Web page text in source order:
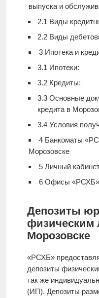
выпуска и
2.1 Виды
2.2Виды
3Ипотека и
3.1 Ипотеки:
3.2Кредиты:
3.3Основные
кредита в
3.4Условия
4Банкоматы
Морозовске
5Личный
6Офисы «РСХБ»
Депозиты
физическим
Морозовске
«РСХБ»
депозиты
так же
(ИП). Депозиты